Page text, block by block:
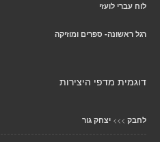
לוח עברי לועזי
רגל ראשונה- ספרים ומוזיקה
דוגמית מדפי היצירות
לחבק >>> יצחק גור